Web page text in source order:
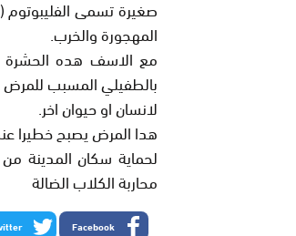
المهجورة والخرب.
مع الاسف هده الحشرة
بالطفيلي المسبب للمرض
لانسان او حيوان اخر.
هدا المرض يصبح خطيرا
لحماية سكان المدينة
محاربة الكلاب الضالة
Facebook